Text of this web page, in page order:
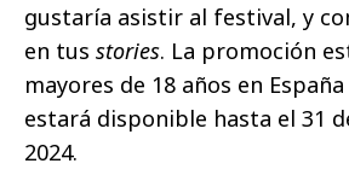
gustaría asistir al festival, y
en tus stories. La promoción
mayores de 18 años en
estará disponible hasta el 31
2024.